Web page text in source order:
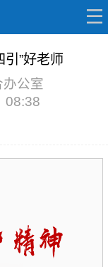
引”好老师
公室
08:38